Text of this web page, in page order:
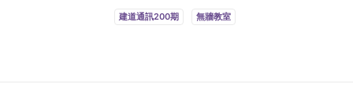
建道通訊200期 無牆教室